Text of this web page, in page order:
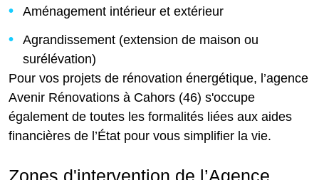
Aménagement intérieur et extérieur
Agrandissement (extension de maison ou
surélévation)
Pour vos projets de rénovation énergétique, l’agence
Avenir Rénovations à Cahors (46) s'occupe
également de toutes les formalités liées aux aides
financières de l’État pour vous simplifier la vie.